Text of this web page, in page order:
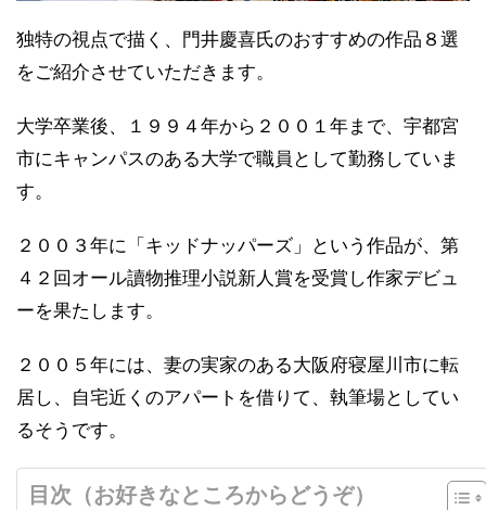
独特の視点で描く、門井慶喜氏のおすすめの作品８選
をご紹介させていただきます。
大学卒業後、１９９４年から２００１年まで、宇都宮
市にキャンパスのある大学で職員として勤務していま
す。
２００３年に「キッドナッパーズ」という作品が、第
４２回オール讀物推理小説新人賞を受賞し作家デビュ
ーを果たします。
２００５年には、妻の実家のある大阪府寝屋川市に転
居し、自宅近くのアパートを借りて、執筆場としてい
るそうです。
目次（お好きなところからどうぞ）